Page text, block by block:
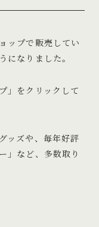
ップで販売してい
になりました。
」をクリックして
ッズや、毎年好評
」など、多数取り